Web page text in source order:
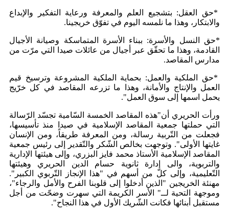
*حق العقل: بتشجيع العلم والمعرفة ورعاية التفكير والإبداع
والابتكار، وهذا ما نلمسه اليوم في تفوّق خريجينا.
*حق النسل والأسرة: ببناء الأسرة المتماسكة وصيانة الأجيال
القادمة، وهذا ما تحقّق عبر أجيال من عائلات صيدا التي مرّت من
مدارس المقاصد.
*حق الملكية والعمل: بحماية الملكية المشروعة وترسيخ قيم
العمل والإنتاج والأمانة، وهذا ما تزرعه المقاصد في كل خرّيج
يحمل اسمها إلى سوق العمل".
ورأت الحريري أن"هذه المقاصد الخمسة السّامية تجسّد الرّسالة
التي حملتها جمعية المقاصد الإسلامية في صيدا منذ تأسيسها،
فجعلت من التّربية رسالة، ومن المعرفة طريقاً، ومن الإنسان
غايتها الأولى". وتوجهت بخالص الشّكر والتّقدير إلى رئيس جمعية
المقاصد الإسلامية الأستاذ محمد فايز البزري، وإلى هيئتها الإدارية
والتربوية، والى إدارة ثانوية حسام الدين الحريري وهيئتها
التّعليمية، وإلى كلّ من أسهم في "هذا الإنجاز التّربوي الكبير".
مهنئة الخريجين "الذين أدخلوا إلى قلوبنا الفرح والأمل والرجاء"،
وموجهة التحية لــ" الأسر الكريمة التي سهرت وضحّت من أجل
مستقبل أبنائها فكانت الشّريك الأول في هذا النجاح".